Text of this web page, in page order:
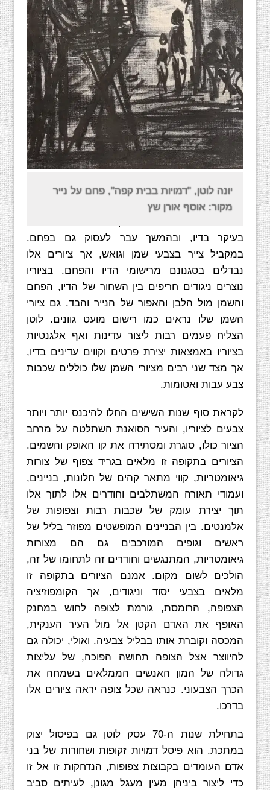
יונה לוטן, "דמויות בבית קפה", פחם על נייר
מקור: אוסף אורן שץ
פלטת הצבעים המצומצמת בה עשה לוטן, בעיקר
שחור ולבן, יוצרת אצל הצופה תחושת קדרות רבה
בעיקר בדיו, ובהמשך עבר לעסוק גם בפחם.
במקביל צייר בצבעי שמן וגואש, אך ציורים אלו
נבדלים בסגנונם מרישומי הדיו והפחם. בציוריו
נוצרים ניגודים חריפים בין השחור של הדיו, הפחם
והשמן מול הלבן והאפור של הנייר והבד. גם ציורי
השמן שלו נראים כמו רישום מועט גוונים. לוטן
הצליח פעמים רבות ליצור עדינות ואף אלגנטיות
בציוריו באמצאות יצירת פרטים וקווים עדינים בדיו,
אך מצד שני רבים מציורי השמן שלו כוללים שכבות
צבע עבות ואטומות.
לקראת סוף שנות השישים החלו להיכנס יותר ויותר
צבעים לציוריו, והעיר הסואנת השתלטה על מרחב
הציור כולו, סוגרת ומסתירה את קו האופק והשמים.
הציורים בתקופה זו מלאים בגריד צפוף של צורות
גיאומטריות, קווי מתאר קהים של חלונות, בניינים,
ועמודי תאורה המשתלבים וחודרים אלו לתוך אלו
תוך יצירת עומק של שכבות רבות וצפופות של
אלמנטים. בין הבניינים המופשטים מפוזר בליל של
ראשים וגופים המורכבים גם הם מצורות
גיאומטריות, המתנגשים וחודרים זה לתחומו של זה,
הולכים לשום מקום. אמנם הציורים בתקופה זו
מלאים בצבעי יסוד וניגודים, אך הקומפוזיציה
הצפופה, הרומסת, גורמת לצופה לחוש במחנק
האופף את האדם הקטן אל מול העיר הענקית,
המכסה וקוברת אותו בבליל צבעיה. ואולי, יכולה גם
להיווצר אצל הצופה תחושה הפוכה, של עליצות
גדולה של המון האנשים הממלאים בשמחה את
הכרך הצבעוני. כנראה שכל צופה יראה ציורים אלו
בדרכו.
בתחילת שנות ה-70 עסק לוטן גם בפיסול יצוק
במתכת. הוא פיסל דמויות זקופות ושחורות של בני
אדם העומדים בקבוצות צפופות, הנדחקות זו אל זו
כדי ליצור ביניהן מעין מעגל מגונן, לעיתים סביב